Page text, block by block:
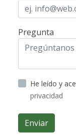
Pregunta
He leído y
privacidad
Enviar